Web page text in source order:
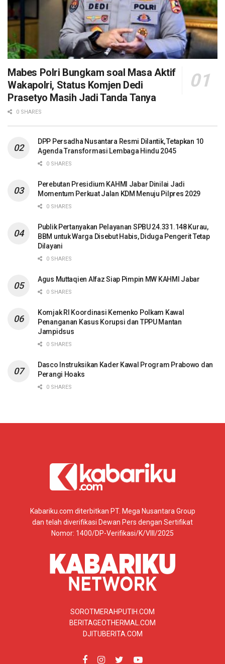
Mabes Polri Bungkam soal Masa Aktif
Wakapolri, Status Komjen Dedi
Prasetyo Masih Jadi Tanda Tanya
0 SHARES
DPP Persadha Nusantara Resmi Dilantik, Tetapkan 10
Agenda Transformasi Lembaga Hindu 2045
0 SHARES
Perebutan Presidium KAHMI Jabar Dinilai Jadi
Momentum Perkuat Jalan KDM Menuju Pilpres 2029
0 SHARES
Publik Pertanyakan Pelayanan SPBU 24.331.148 Kurau,
BBM untuk Warga Disebut Habis, Diduga Pengerit Tetap
Dilayani
0 SHARES
Agus Muttaqien Alfaz Siap Pimpin MW KAHMI Jabar
0 SHARES
Komjak RI Koordinasi Kemenko Polkam Kawal
Penanganan Kasus Korupsi dan TPPU Mantan
Jampidsus
0 SHARES
Dasco Instruksikan Kader Kawal Program Prabowo dan
Perangi Hoaks
0 SHARES
Kabariku.com diterbitkan PT. Mega Nusantara Group
dan telah diverifikasi Dewan Pers dengan Sertifikat
Nomor: 1400/DP-Verifikasi/K/VIII/2025
SOROTMERAHPUTIH.COM
BERITAGEOTHERMAL.COM
DJITUBERITA.COM